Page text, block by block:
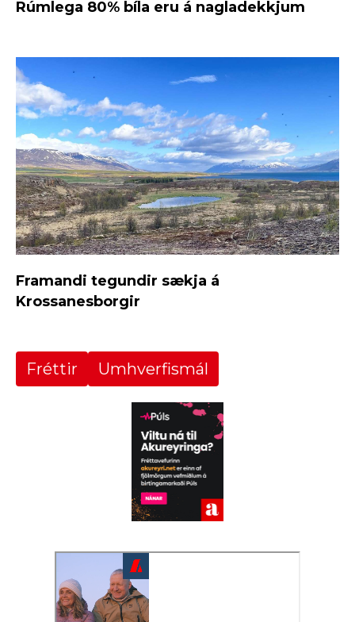
Rúmlega 80% bíla eru á nagladekkjum
Framandi tegundir sækja á
Krossanesborgir
Fréttir Umhverfismál